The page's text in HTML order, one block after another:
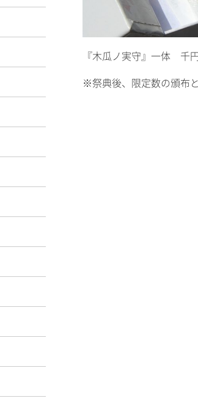
『木瓜ノ実守』一体 千
※祭典後、限定数の頒布